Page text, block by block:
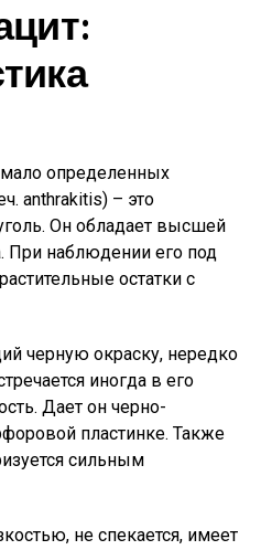
определенных
anthrakitis) – это
Он обладает высшей
При наблюдении его под
остатки с
черную окраску, нередко
иногда в его
Дает он черно-
пластинке. Также
сильным
не спекается, имеет